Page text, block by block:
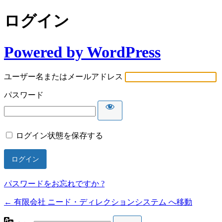
ログイン
Powered by WordPress
ユーザー名またはメールアドレス
パスワード
ログイン状態を保存する
パスワードをお忘れですか ?
← 有限会社 ニード・ディレクションシステム へ移動